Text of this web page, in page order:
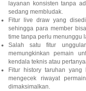
layanan konsisten tanpa
sedang membludak.
Fitur live draw yang
sehingga para member
time tanpa perlu menunggu
Salah satu fitur
memungkinkan pemain
kendala teknis atau
Fitur history taruhan yang
mengecek riwayat
dimaksimalkan.